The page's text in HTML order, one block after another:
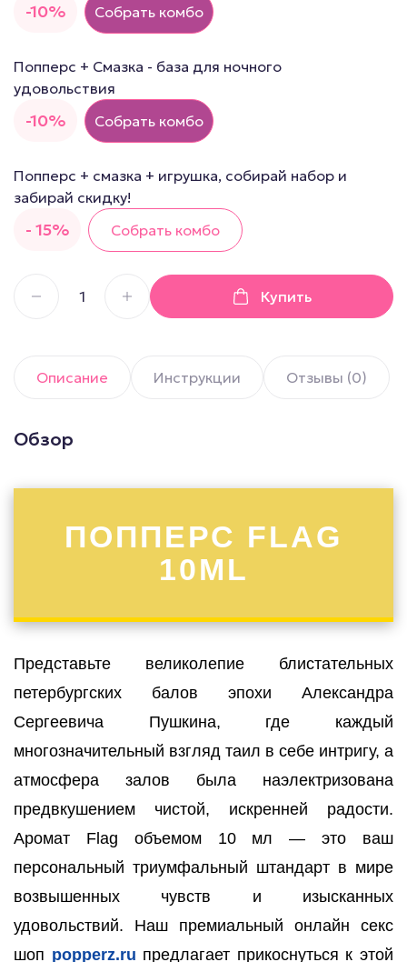
-10%
Собрать комбо
-10%
Попперс + Смазка - база для ночного
удовольствия
Собрать комбо
- 15%
Попперс + смазка + игрушка, собирай набор и
забирай скидку!
Собрать комбо
Купить
Описание Инструкции Отзывы (0)
Обзор
ПОППЕРС FLAG
10ML
Представьте великолепие блистательных
петербургских балов эпохи Александра
Сергеевича Пушкина, где каждый
многозначительный взгляд таил в себе интригу, а
атмосфера залов была наэлектризована
предвкушением чистой, искренней радости.
Аромат Flag объемом 10 мл — это ваш
персональный триумфальный штандарт в мире
возвышенных чувств и изысканных
удовольствий. Наш премиальный онлайн секс
шоп popperz.ru предлагает прикоснуться к этой